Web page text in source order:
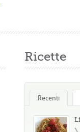
Ricette
Recenti